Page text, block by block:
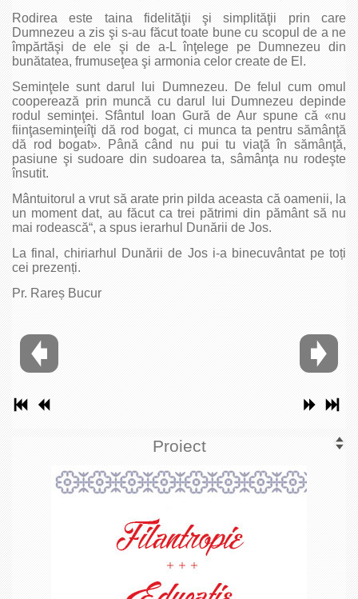
Rodirea este taina fidelităţii şi simplităţii prin care
Dumnezeu a zis şi s-au făcut toate bune cu scopul de a ne
împărtăşi de ele şi de a-L înţelege pe Dumnezeu din
bunătatea, frumuseţea şi armonia celor create de El.
Seminţele sunt darul lui Dumnezeu. De felul cum omul
cooperează prin muncă cu darul lui Dumnezeu depinde
rodul seminţei. Sfântul Ioan Gură de Aur spune că «nu
fiinţaseminţeiîţi dă rod bogat, ci munca ta pentru sămânţă
dă rod bogat». Până când nu pui tu viaţă în sămânţă,
pasiune şi sudoare din sudoarea ta, sâmânţa nu rodeşte
însutit.
Mântuitorul a vrut să arate prin pilda aceasta că oamenii, la
un moment dat, au făcut ca trei pătrimi din pământ să nu
mai rodească“, a spus ierarhul Dunării de Jos.
La final, chiriarhul Dunării de Jos i-a binecuvântat pe toți
cei prezenți.
Pr. Rareș Bucur
Proiect